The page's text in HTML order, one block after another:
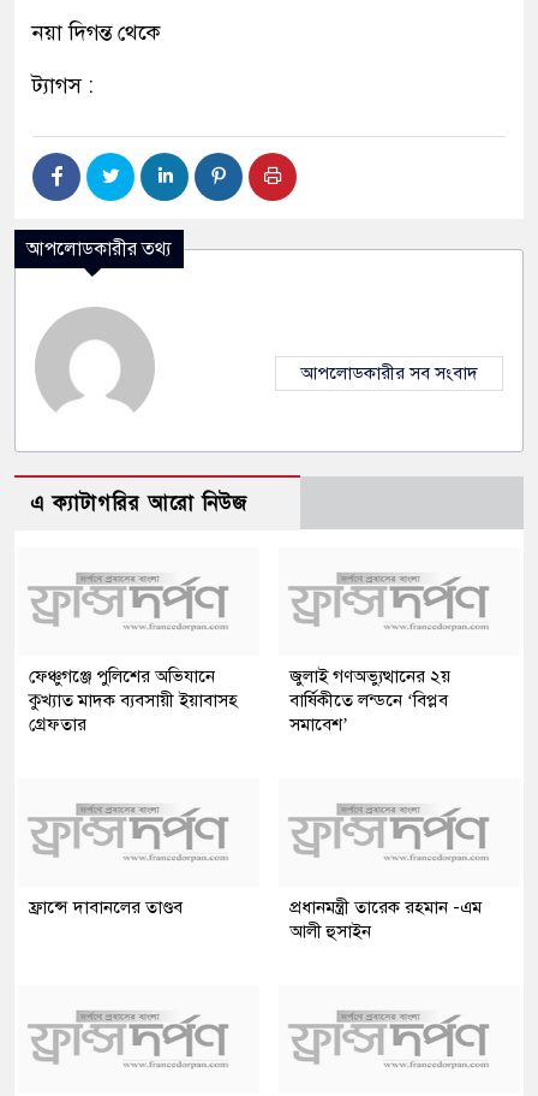
নয়া দিগন্ত থেকে
ট্যাগস :
আপলোডকারীর তথ্য
আপলোডকারীর সব সংবাদ
এ ক্যাটাগরির আরো নিউজ
ফেঞ্চুগঞ্জে পুলিশের অভিযানে
কুখ্যাত মাদক ব্যবসায়ী ইয়াবাসহ
গ্রেফতার
জুলাই গণঅভ্যুত্থানের ২য়
বার্ষিকীতে লন্ডনে ‘বিপ্লব
সমাবেশ’
ফ্রান্সে দাবানলের তাণ্ডব
প্রধানমন্ত্রী তারেক রহমান -এম
আলী হুসাইন